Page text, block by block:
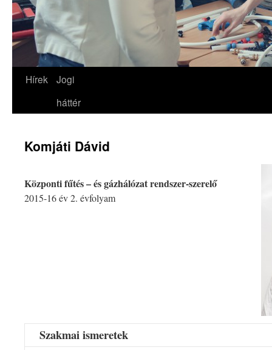
Hírek
Jogi
háttér
Komjáti Dávid
Központi fűtés – és gázhálózat rendszer-szerelő
2015-16 év 2. évfolyam
Szakmai ismeretek